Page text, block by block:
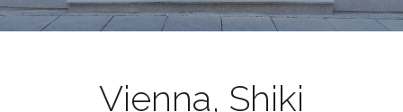
Vienna, Shiki